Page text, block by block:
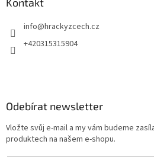
info@hrackyzcech.cz
+420315315904
Odebírat newsletter
Vložte svůj e-mail a my vám budeme
produktech na našem e-shopu.